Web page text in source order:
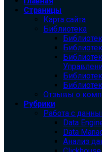
Страницы
Карта сайта
Библиотека
Отзывы о
Рубрики
Работа с
Data
Data
Анализ